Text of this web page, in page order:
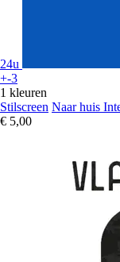
24u
+-3
1 kleuren
Stilscreen Naar huis
€ 5,00